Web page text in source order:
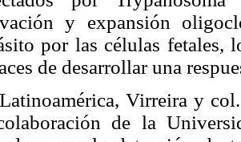
y expansión
por las células fetales,
de desarrollar una
Virreira y
de la